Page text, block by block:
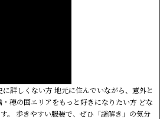
に詳しくない方 地元に住んでいながら、意外と
穂の国エリアをもっと好きになりたい方 どな
。 歩きやすい服装で、ぜひ「謎解き」の気分